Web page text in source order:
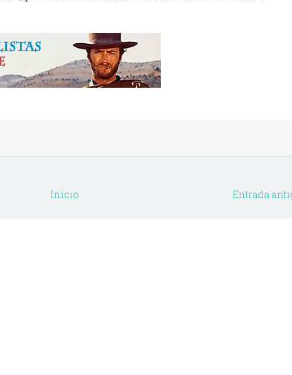
Entrada
Inicio